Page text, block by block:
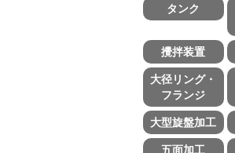
タンク
攪拌装置
大径リング・
フランジ
大型旋盤加工
五面加工